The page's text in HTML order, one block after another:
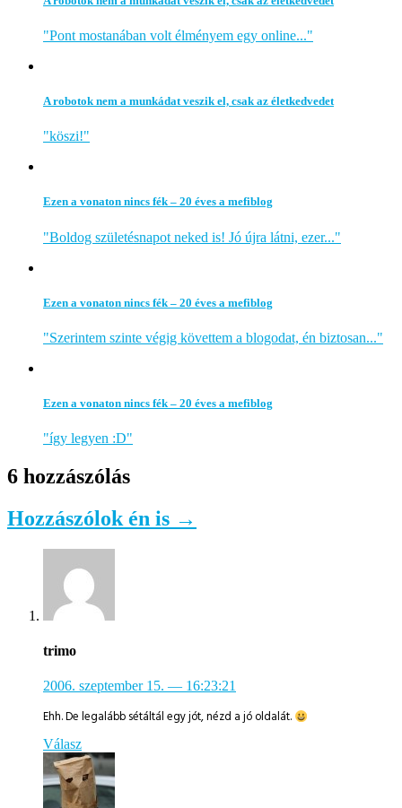
"Pont mostanában volt élményem egy online..."
A robotok nem a munkádat veszik el, csak az életkedvedet
"köszi!"
Ezen a vonaton nincs fék – 20 éves a mefiblog
"Boldog születésnapot neked is! Jó újra látni, ezer..."
Ezen a vonaton nincs fék – 20 éves a mefiblog
"Szerintem szinte végig követtem a blogodat, én biztosan..."
Ezen a vonaton nincs fék – 20 éves a mefiblog
"így legyen :D"
6 hozzászólás
Hozzászólok én is →
trimo
2006. szeptember 15. — 16:23:21
Ehh. De legalább sétáltál egy jót, nézd a jó oldalát.
Válasz